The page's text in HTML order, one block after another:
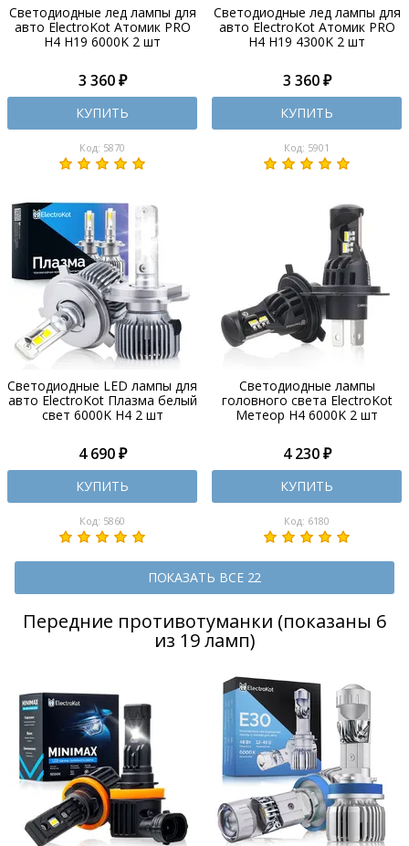
Светодиодные лед лампы для
авто ElectroKot Атомик PRO
H4 H19 6000K 2 шт
3 360 ₽
КУПИТЬ
Код: 5870
Светодиодные лед лампы для
авто ElectroKot Атомик PRO
H4 H19 4300K 2 шт
3 360 ₽
КУПИТЬ
Код: 5901
Светодиодные LED лампы для
авто ElectroKot Плазма белый
свет 6000K H4 2 шт
4 690 ₽
КУПИТЬ
Код: 5860
Светодиодные лампы
головного света ElectroKot
Метеор H4 6000K 2 шт
4 230 ₽
КУПИТЬ
Код: 6180
ПОКАЗАТЬ ВСЕ 22
Передние противотуманки (показаны 6
из 19 ламп)